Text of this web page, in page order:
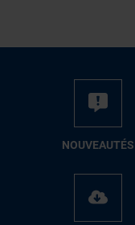
NOUVEAUTÉS